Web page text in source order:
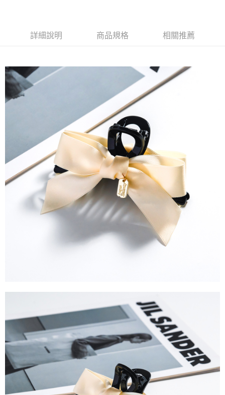
1.本服務由台灣大哥大提供，台灣大哥大用戶可立即使用無須另外申請。
成交易。
3.實際核准額度、可分期數及費用金額請依後續交易確認頁面所載為準。
4.訂單成立30分鐘內，如未前往確認交易或遇審核未通過，訂單將自動取
消。如遇「轉專審核」未通過狀況，表示未達大哥付你分期系統評分，恕無
法說明評估內容。
1.分期款項不併入電信帳單，「大哥付你分期」於每月結算日後寄送繳費提
2.透過簡訊連結打開帳單後，可選擇「超商條碼／台灣大直營門市／銀行轉
帳／街口支付／iPASS MONEY」等通路繳費。
【注意事項】
1.本服務係由「台灣大哥大股份有限公司」（以下簡稱本公司）所提供，讓
用戶於交易時，得透過本服務購買商品或服務，並由商店將買賣／分期付款
買賣價金債權讓與本公司後，依約使用本公司帳單繳交帳款。
2.基於同意付款使用「大哥付你分期」之契約關係目的，商店將以您的個人
資料（包含姓名、電話或地址）提供予台灣大哥大進項蒐集、處理及利用，
由本公司與您本人進行分期帳單所需資料之確認、核對及更正。
https://oppay.tw/userRule
AFTEE先享後付
AFTEE先享後付是「在收到商品之後才付款」的支付方式。 讓您購物簡單
便利好安心！
１．簡單：不需註冊會員、不需綁卡、不需儲值。
２．便利：只要手機號碼，簡訊認證，即可結帳。
３．安心：先確認商品／服務後，再付款。
【「AFTEE先享後付」結帳流程】
１．於結帳方式選擇「AFTEE先享後付」後，將跳轉至「AFTEE先享後付」
結帳頁面，進行簡訊認證並確認金額後，即可完成結帳。
２．訂單成立數日內，您將收到繳費通知簡訊。
３．收到繳費通知簡訊後14天內，點擊此簡訊中的連結，可透過四大超商／
ATM／網路銀行／等多元方式進行付款，方視為交易完成。
※ 請注意：結帳手續完成當下不需立刻繳費，但若您需要取消訂單，請聯絡
購買商品的店家。未經商家同意取消之訂單仍視為有效，需透過AFTEE先享
後付繳納相關費用。
※ 交易是否成功請以「AFTEE先享後付 」之結帳頁面顯示為準，若有關於
是否繳費成功／繳費後需取消欲退款等相關疑問，請聯繫「AFTEE先享後付
https://netprotections.freshdesk.com/support/home
１．透過由恩沛科技股份有限公司提供之「AFTEE先享後付」服務完成之交
「AFTEE先享後付」，若未經同意申辦者引起之損失，本公司不負相關責
４．使用「AFTEE先享後付」時，將依據個別帳號之用戶狀況，依本公司即
時審查核予不同之上限額度；若仍有額度不足之情形，本公司將視審查結果
請求用戶進行身份認證。
５．嚴禁一人註冊多個帳號或使用他人資訊註冊。若發現惡意使用之情形，
恩沛科技股份有限公司將有權停止該用戶之使用額度並採取法律行動。
ATM付款
運送方式
每筆NT$60，滿NT$388(含以上)免運費
全家純取貨
每筆NT$60，滿NT$388(含以上)免運費
萊爾富取貨付款
每筆NT$60，滿NT$888(含以上)免運費
萊爾富純取貨
每筆NT$60，滿NT$888(含以上)免運費
每筆NT$60，滿NT$888(含以上)免運費
每筆NT$90，滿NT$888(含以上)免運費
詳細說明 商品規格 相關推薦